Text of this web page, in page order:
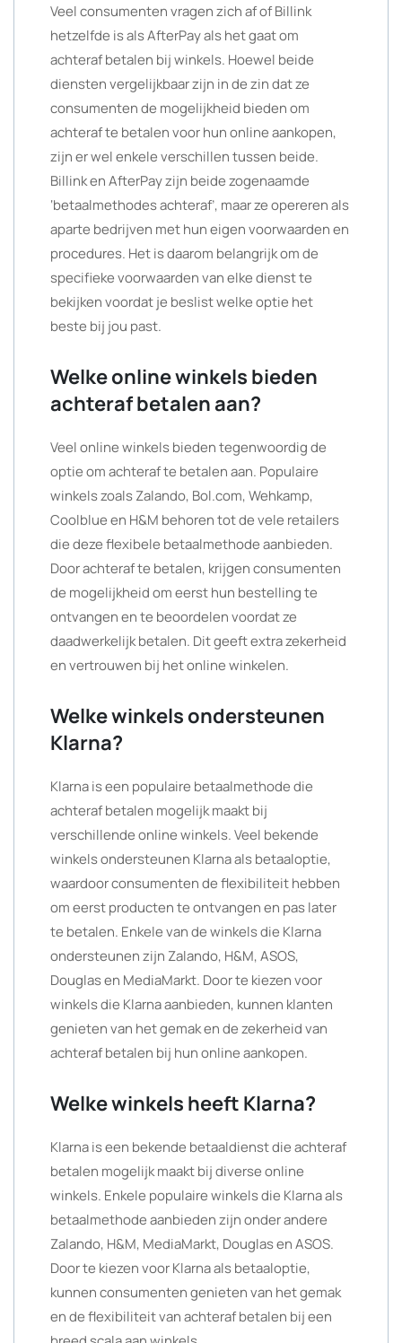
Veel consumenten vragen zich af of Billink
hetzelfde is als AfterPay als het gaat om
achteraf betalen bij winkels. Hoewel beide
diensten vergelijkbaar zijn in de zin dat ze
consumenten de mogelijkheid bieden om
achteraf te betalen voor hun online aankopen,
zijn er wel enkele verschillen tussen beide.
Billink en AfterPay zijn beide zogenaamde
‘betaalmethodes achteraf’, maar ze opereren als
aparte bedrijven met hun eigen voorwaarden en
procedures. Het is daarom belangrijk om de
specifieke voorwaarden van elke dienst te
bekijken voordat je beslist welke optie het
beste bij jou past.
Welke online winkels bieden
achteraf betalen aan?
Veel online winkels bieden tegenwoordig de
optie om achteraf te betalen aan. Populaire
winkels zoals Zalando, Bol.com, Wehkamp,
Coolblue en H&M behoren tot de vele retailers
die deze flexibele betaalmethode aanbieden.
Door achteraf te betalen, krijgen consumenten
de mogelijkheid om eerst hun bestelling te
ontvangen en te beoordelen voordat ze
daadwerkelijk betalen. Dit geeft extra zekerheid
en vertrouwen bij het online winkelen.
Welke winkels ondersteunen
Klarna?
Klarna is een populaire betaalmethode die
achteraf betalen mogelijk maakt bij
verschillende online winkels. Veel bekende
winkels ondersteunen Klarna als betaaloptie,
waardoor consumenten de flexibiliteit hebben
om eerst producten te ontvangen en pas later
te betalen. Enkele van de winkels die Klarna
ondersteunen zijn Zalando, H&M, ASOS,
Douglas en MediaMarkt. Door te kiezen voor
winkels die Klarna aanbieden, kunnen klanten
genieten van het gemak en de zekerheid van
achteraf betalen bij hun online aankopen.
Welke winkels heeft Klarna?
Klarna is een bekende betaaldienst die achteraf
betalen mogelijk maakt bij diverse online
winkels. Enkele populaire winkels die Klarna als
betaalmethode aanbieden zijn onder andere
Zalando, H&M, MediaMarkt, Douglas en ASOS.
Door te kiezen voor Klarna als betaaloptie,
kunnen consumenten genieten van het gemak
en de flexibiliteit van achteraf betalen bij een